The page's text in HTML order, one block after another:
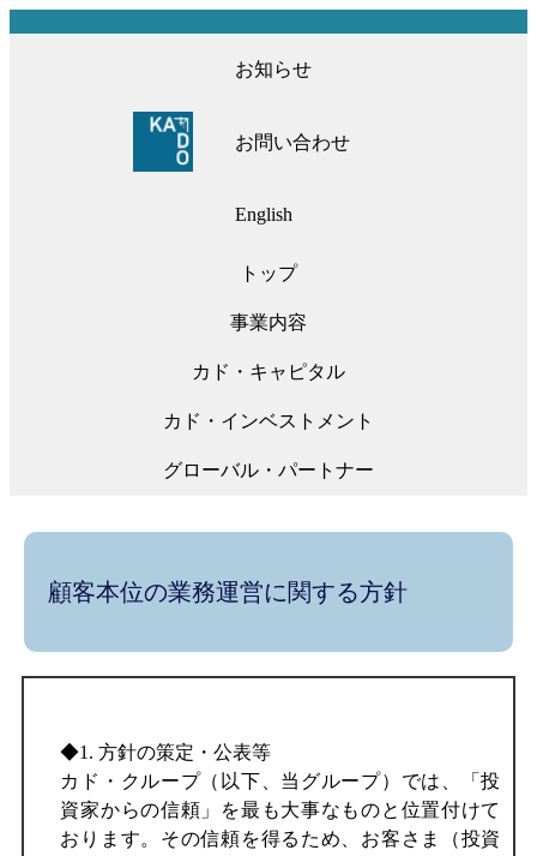
お知らせ
お問い合わせ
English
トップ
事業内容
カド・キャピタル
カド・インベストメント
グローバル・パートナー
顧客本位の業務運営に関する方針
◆1. 方針の策定・公表等
カド・クループ（以下、当グループ）では、「投
資家からの信頼」を最も大事なものと位置付けて
おります。その信頼を得るため、お客さま（投資